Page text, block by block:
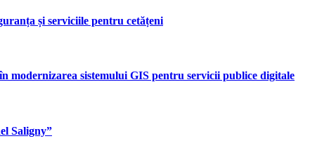
și serviciile pentru cetățeni
modernizarea sistemului GIS pentru servicii publice digitale
Saligny”